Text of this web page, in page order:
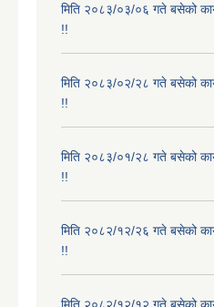
मिति २०८३/०३/०६ गते बसेको
!!
मिति २०८३/०२/२८ गते बसेको
!!
मिति २०८३/०१/२८ गते बसेको
!!
मिति २०८२/१२/२६ गते बसेको
!!
मिति २०८२/१२/१२ गते बसेको